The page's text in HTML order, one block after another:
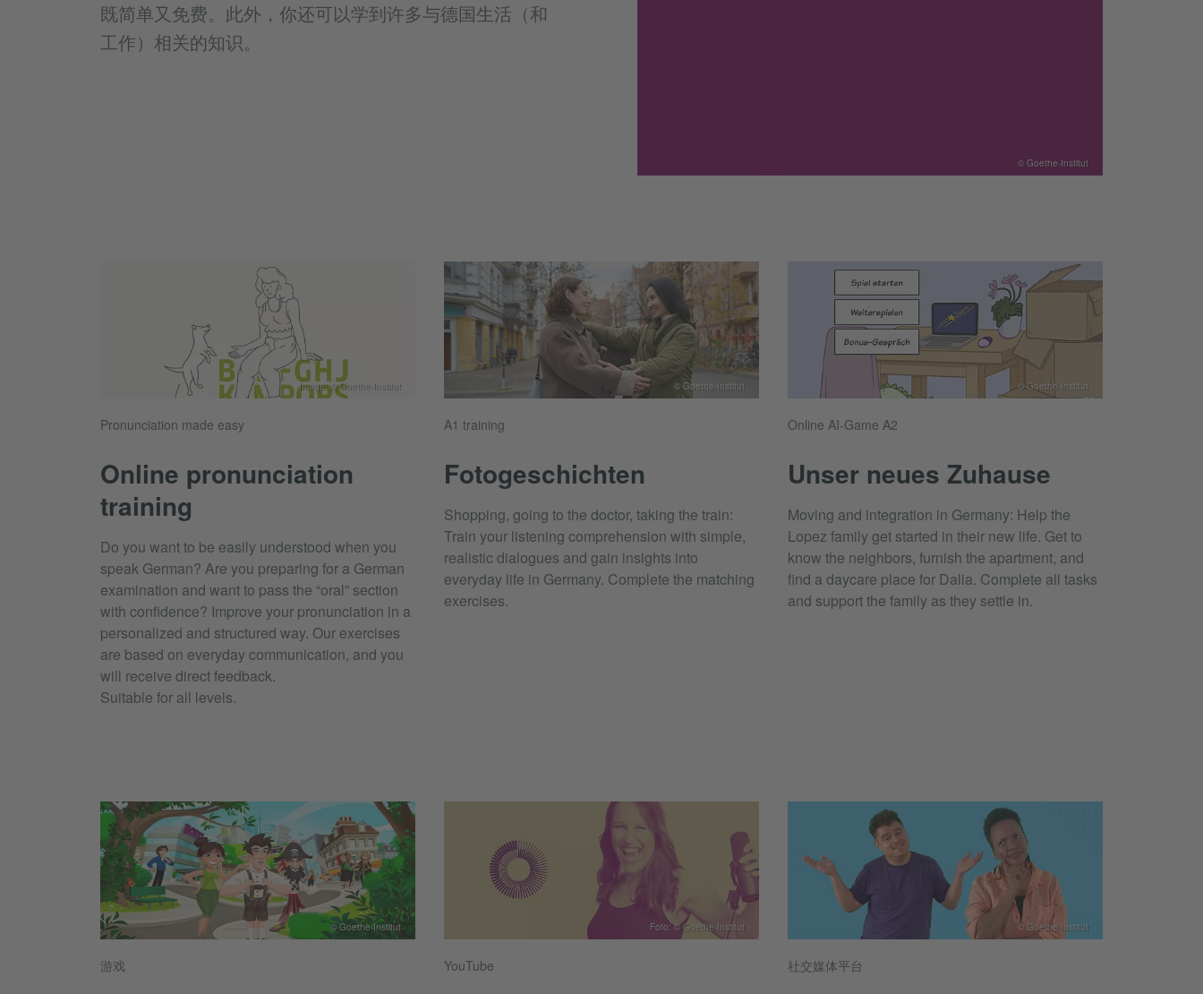
既简单又免费。此外，你还可以学到许多与德国生活（和
工作）相关的知识。
© Goethe-Institut
Pronunciation made easy
Online pronunciation
training
Do you want to be easily understood when you
speak German? Are you preparing for a German
examination and want to pass the “oral” section
with confidence? Improve your pronunciation in a
personalized and structured way. Our exercises
are based on everyday communication, and you
will receive direct feedback.
Suitable for all levels.
Image: © Goethe-Institut
A1 training
Fotogeschichten
Shopping, going to the doctor, taking the train:
Train your listening comprehension with simple,
realistic dialogues and gain insights into
everyday life in Germany. Complete the matching
exercises.
© Goethe-Institut
Online AI-Game A2
Unser neues Zuhause
Moving and integration in Germany: Help the
Lopez family get started in their new life. Get to
know the neighbors, furnish the apartment, and
find a daycare place for Dalia. Complete all tasks
and support the family as they settle in.
© Goethe-Institut
游戏
© Goethe-Institut
YouTube
Foto: © Goethe-Institut
社交媒体平台
© Goethe-Institut